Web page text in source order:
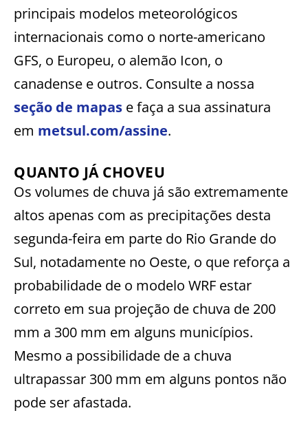
principais modelos meteorológicos
internacionais como o norte-americano
GFS, o Europeu, o alemão Icon, o
canadense e outros. Consulte a nossa
seção de mapas e faça a sua assinatura
em metsul.com/assine.
QUANTO JÁ CHOVEU
Os volumes de chuva já são extremamente
altos apenas com as precipitações desta
segunda-feira em parte do Rio Grande do
Sul, notadamente no Oeste, o que reforça a
probabilidade de o modelo WRF estar
correto em sua projeção de chuva de 200
mm a 300 mm em alguns municípios.
Mesmo a possibilidade de a chuva
ultrapassar 300 mm em alguns pontos não
pode ser afastada.